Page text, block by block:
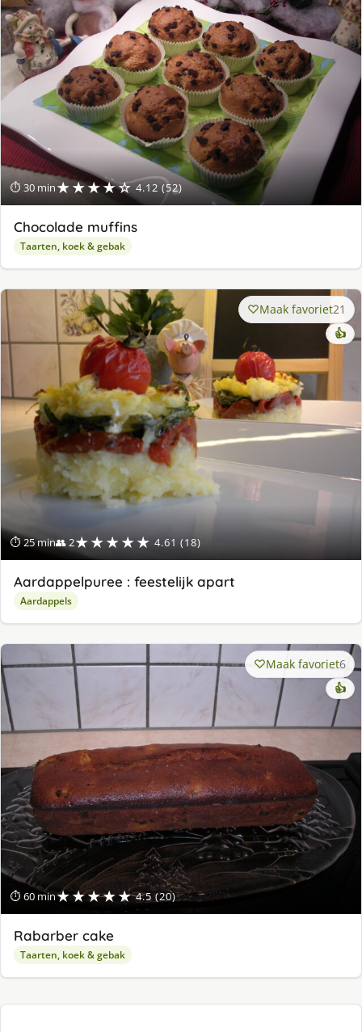
⏱ 30 min★★★★☆ 4.12 (52)
Chocolade muffins
Taarten, koek & gebak
⏱ 25 min👥 2★★★★★ 4.61 (18)
Maak favoriet21
👍
Aardappelpuree : feestelijk apart
Aardappels
⏱ 60 min★★★★★ 4.5 (20)
Maak favoriet6
👍
Rabarber cake
Taarten, koek & gebak